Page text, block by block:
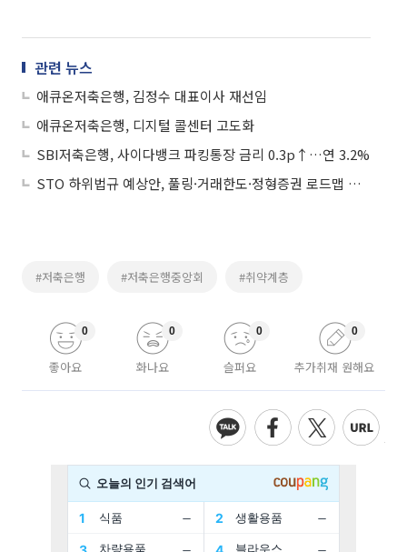
관련 뉴스
애큐온저축은행, 김정수 대표이사 재선임
애큐온저축은행, 디지털 콜센터 고도화
SBI저축은행, 사이다뱅크 파킹통장 금리 0.3p↑…연 3.2%
STO 하위법규 예상안, 풀링·거래한도·정형증권 로드맵 제시
#저축은행 #저축은행중앙회 #취약계층
좋아요
0
화나요
0
슬퍼요
0
추가취재 원해요
0